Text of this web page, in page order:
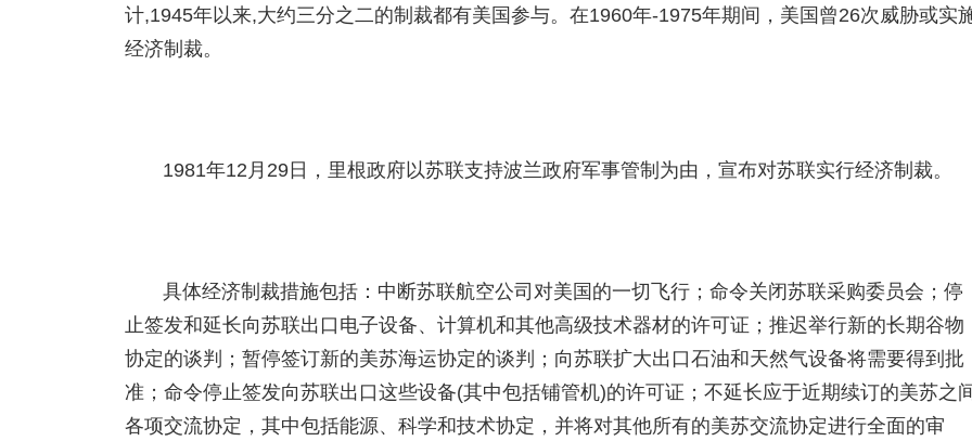
计,1945年以来,大约三分之二的制裁都有美国参与。在1960年-1975年期间，美国曾26次威胁或实
经济制裁。
1981年12月29日，里根政府以苏联支持波兰政府军事管制为由，宣布对苏联实行经济制裁。
具体经济制裁措施包括：中断苏联航空公司对美国的一切飞行；命令关闭苏联采购委员会；停
止签发和延长向苏联出口电子设备、计算机和其他高级技术器材的许可证；推迟举行新的长期谷物
协定的谈判；暂停签订新的美苏海运协定的谈判；向苏联扩大出口石油和天然气设备将需要得到批
准；命令停止签发向苏联出口这些设备(其中包括铺管机)的许可证；不延长应于近期续订的美苏之
各项交流协定，其中包括能源、科学和技术协定，并将对其他所有的美苏交流协定进行全面的审